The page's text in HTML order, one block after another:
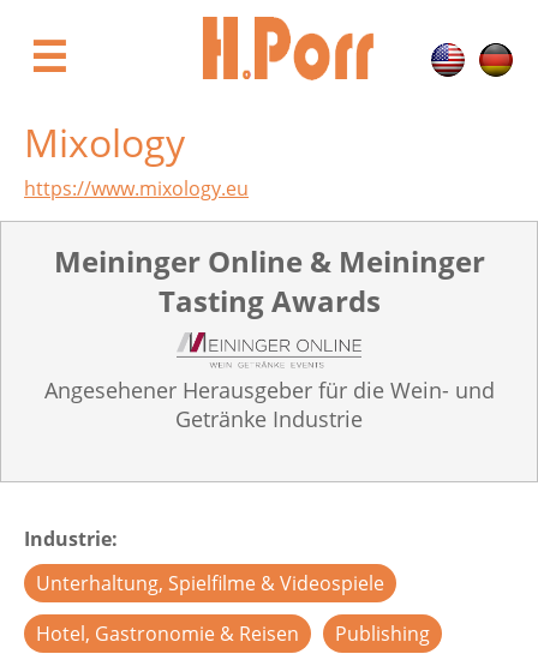
zum
Inhalt☰
Mixology
https://www.mixology.eu
Meininger Online & Meininger
Tasting Awards
Angesehener Herausgeber für die Wein- und
Getränke Industrie
Industrie
Unterhaltung, Spielfilme & Videospiele
Hotel, Gastronomie & Reisen
Publishing